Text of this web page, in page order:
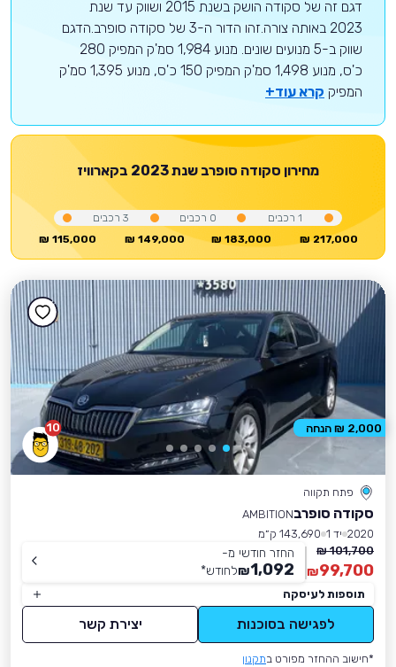
דגם זה של סקודה הושק בשנת 2015 ושווק עד שנת
2023 באותה צורה.זהו הדור ה-3 של סקודה סופרב.הדגם
שווק ב-5 מנועים שונים. מנוע 1,984 סמ'ק המפיק 280
כ'ס, מנוע 1,498 סמ'ק המפיק 150 כ'ס, מנוע 1,395 סמ'ק
המפיק קרא עוד+
מחירון סקודה סופרב שנת 2023 בקארוויז
115,000 ₪
3רכבים
149,000 ₪
0 רכבים
183,000 ₪
1רכבים
217,000 ₪
10
פתח תקווה
סקודה סופרבAMBITION
2020 יד 1
143,690 ק״מ
101,700 ₪
99,700
₪
החזר חודשי מ-
1,092
₪לחודש*
תוספות לעיסקה
לפגישה בסוכנות יצירת קשר
*חישוב ההחזר מפורט בתקנון
2,000 ₪ הנחה